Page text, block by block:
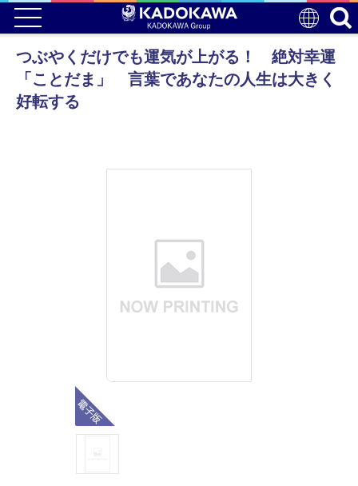
つぶやくだけでも運気が上がる！ 絶対幸運
「ことだま」 言葉であなたの人生は大きく
好転する